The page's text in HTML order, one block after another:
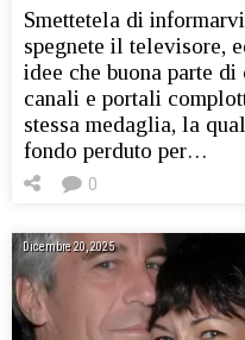
Smettetela di
spegnete il televisore,
idee che buona parte
canali e portali
stessa medaglia, la
fondo perduto per…
0
Dicembre 20, 2025